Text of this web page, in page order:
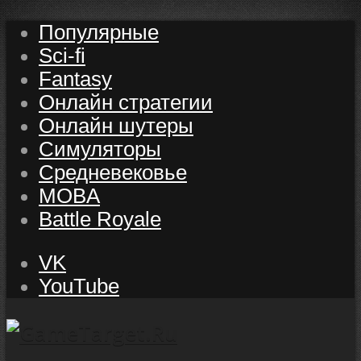
Популярные
Sci-fi
Fantasy
Онлайн стратегии
Онлайн шутеры
Симуляторы
Средневековье
MOBA
Battle Royale
VK
YouTube